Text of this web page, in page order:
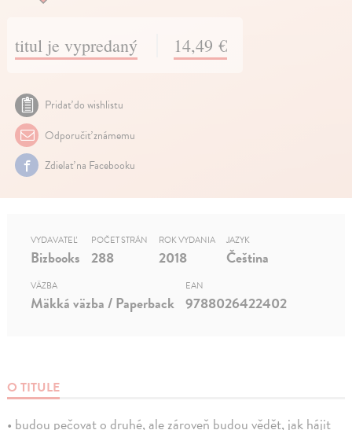
titul je vypredaný 14,49 €
Pridať do wishlistu
Odporučiť známemu
Zdielať na Facebooku
O TITULE
• budou pečovat o druhé, ale zároveň budou vědět, jak hájit
VYDAVATEĽ
Bizbooks
POČET STRÁN
288
ROK VYDANIA
2018
JAZYK
Čeština
VÄZBA
Mäkká väzba / Paperback
EAN
9788026422402